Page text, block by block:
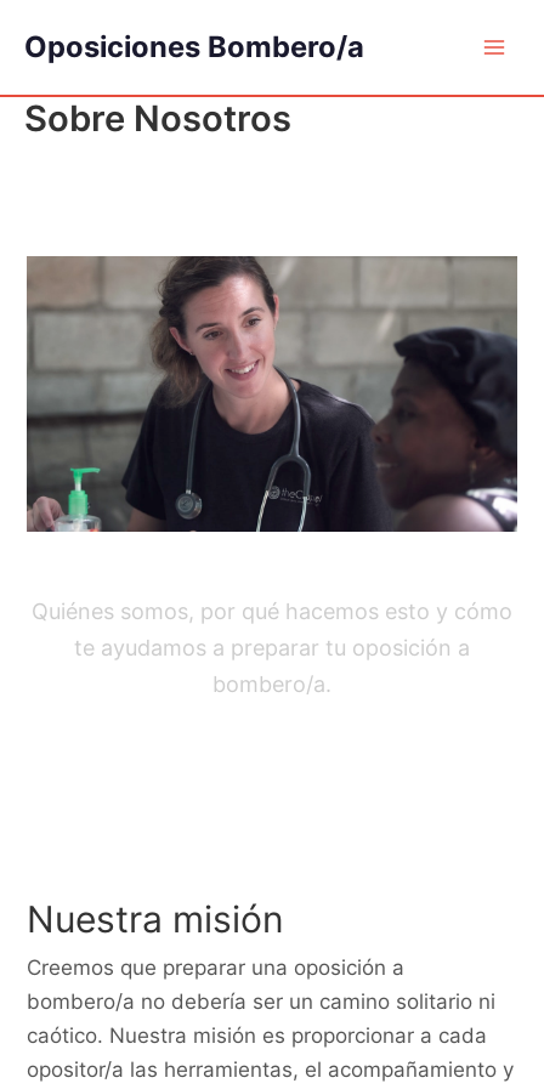
Oposiciones Bombero/a
Sobre Nosotros
Quiénes somos, por qué hacemos esto y cómo
te ayudamos a preparar tu oposición a
bombero/a.
Nuestra misión
Creemos que preparar una oposición a
bombero/a no debería ser un camino solitario ni
caótico. Nuestra misión es proporcionar a cada
opositor/a las herramientas, el acompañamiento y